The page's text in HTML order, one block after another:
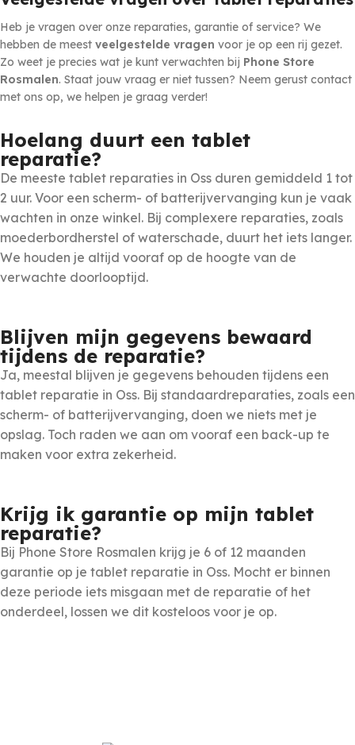
Heb je vragen over onze reparaties, garantie of service? We
hebben de meest veelgestelde vragen voor je op een rij gezet.
Zo weet je precies wat je kunt verwachten bij Phone Store
Rosmalen. Staat jouw vraag er niet tussen? Neem gerust contact
met ons op, we helpen je graag verder!
Hoelang duurt een tablet
reparatie?
De meeste tablet reparaties in Oss duren gemiddeld 1 tot
2 uur. Voor een scherm- of batterijvervanging kun je vaak
wachten in onze winkel. Bij complexere reparaties, zoals
moederbordherstel of waterschade, duurt het iets langer.
We houden je altijd vooraf op de hoogte van de
verwachte doorlooptijd.
Blijven mijn gegevens bewaard
tijdens de reparatie?
Ja, meestal blijven je gegevens behouden tijdens een
tablet reparatie in Oss. Bij standaardreparaties, zoals een
scherm- of batterijvervanging, doen we niets met je
opslag. Toch raden we aan om vooraf een back-up te
maken voor extra zekerheid.
Krijg ik garantie op mijn tablet
reparatie?
Bij Phone Store Rosmalen krijg je 6 of 12 maanden
garantie op je tablet reparatie in Oss. Mocht er binnen
deze periode iets misgaan met de reparatie of het
onderdeel, lossen we dit kosteloos voor je op.